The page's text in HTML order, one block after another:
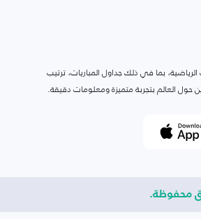
بما في ذلك جداول المباريات، ترتيب
حول العالم بتجربة متميزة ومعلومات دقيقة.